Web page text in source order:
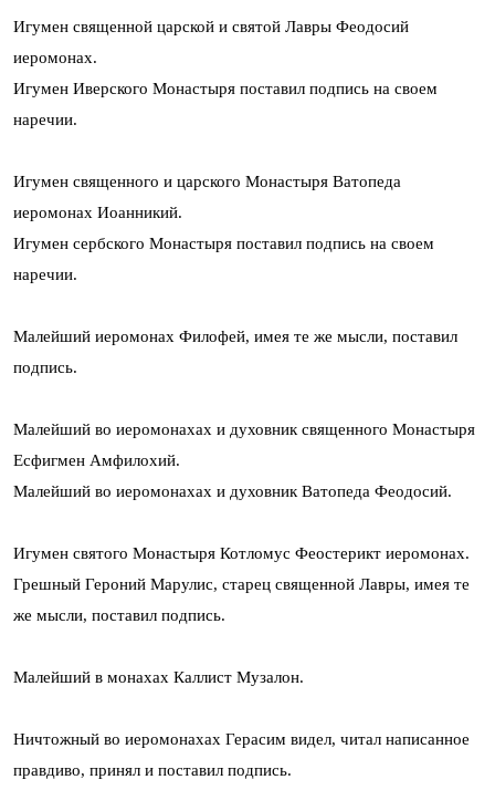
Игумен священной царской и святой Лавры Феодосий
иеромонах.
Игумен Иверского Монастыря поставил подпись на своем
наречии.
Игумен священного и царского Монастыря Ватопеда
иеромонах Иоанникий.
Игумен сербского Монастыря поставил подпись на своем
наречии.
Малейший иеромонах Филофей, имея те же мысли, поставил
подпись.
Малейший во иеромонахах и духовник священного Монастыря
Есфигмен Амфилохий.
Малейший во иеромонахах и духовник Ватопеда Феодосий.
Игумен святого Монастыря Котломус Феостерикт иеромонах.
Грешный Героний Марулис, старец священной Лавры, имея те
же мысли, поставил подпись.
Малейший в монахах Каллист Музалон.
Ничтожный во иеромонахах Герасим видел, читал написанное
правдиво, принял и поставил подпись.